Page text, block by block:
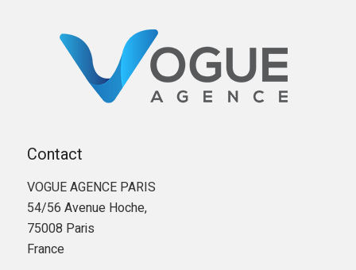
Contact
VOGUE AGENCE PARIS
54/56 Avenue Hoche,
75008 Paris
France